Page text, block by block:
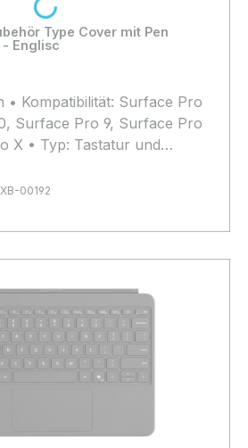
Type Cover mit Pen
Englisc
• Kompatibilität: Surface Pro
Surface Pro 9, Surface Pro
X • Typ: Tastatur und
00192
Loading...